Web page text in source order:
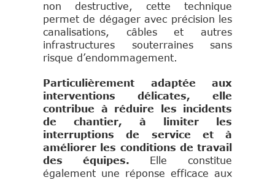
non destructive, cette technique
permet de dégager avec précision les
canalisations, câbles et autres
infrastructures souterraines sans
risque d’endommagement.
Particulièrement adaptée aux
interventions délicates, elle
contribue à réduire les incidents
de chantier, à limiter les
interruptions de service et à
améliorer les conditions de travail
des équipes. Elle constitue
également une réponse efficace aux